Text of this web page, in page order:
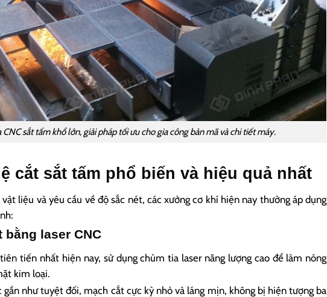
sắt tấm khổ lớn, giải pháp tối ưu cho gia công bản mã và chi tiết máy.
cắt sắt tấm phổ biến và hiệu quả nhất
liệu và yêu cầu về độ sắc nét, các xưởng cơ khí hiện nay thường áp dụng
bằng laser CNC
tiến nhất hiện nay, sử dụng chùm tia laser năng lượng cao để làm nóng
kim loại.
như tuyệt đối, mạch cắt cực kỳ nhỏ và láng mịn, không bị hiện tượng ba